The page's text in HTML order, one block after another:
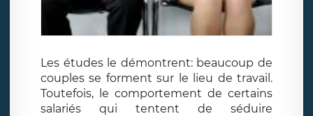
Les études le démontrent: beaucoup de
couples se forment sur le lieu de travail.
Toutefois, le comportement de certains
salariés qui tentent de séduire